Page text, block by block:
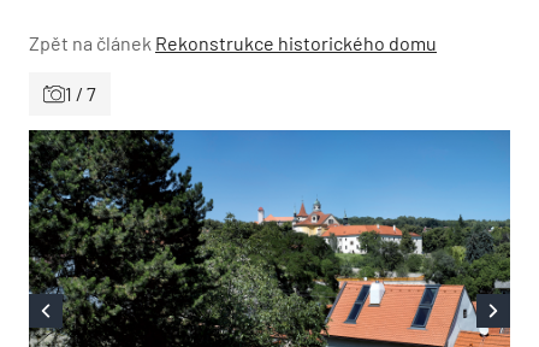
Zpět na článek Rekonstrukce historického domu
1 / 7